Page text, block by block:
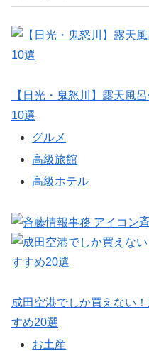
【日光・鬼怒川】露天風
10選
グルメ
高級旅館
高級ホテル
成田空港でしか買えない
すめ20選
お土産